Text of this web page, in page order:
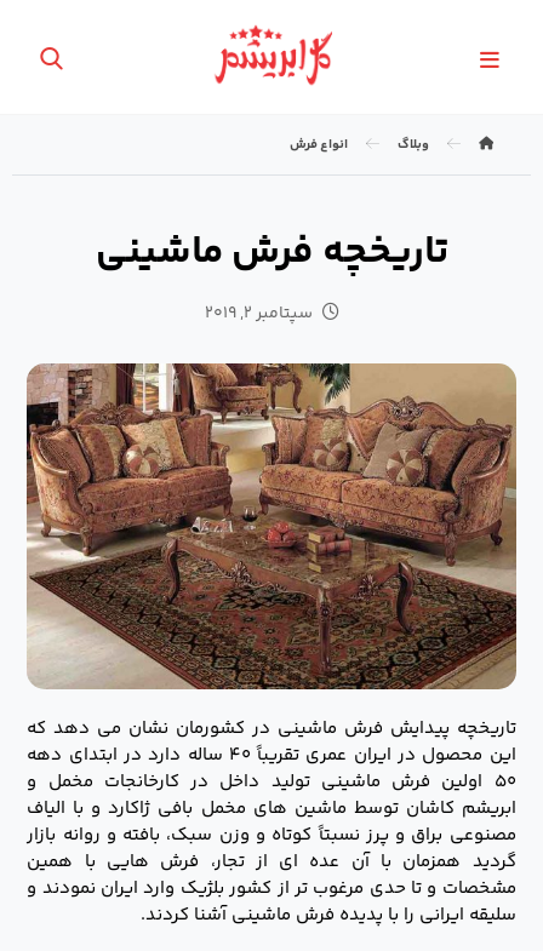
وبلاگ انواع فرش
تاریخچه فرش ماشینی
سپتامبر ۲, ۲۰۱۹
تاریخچه پیدایش فرش ماشینی در کشورمان نشان می دهد که
این محصول در ایران عمری تقریباً ۴۰ ساله دارد در ابتدای دهه
۵۰ اولین فرش ماشینی تولید داخل در کارخانجات مخمل و
ابریشم کاشان توسط ماشین های مخمل بافی ژاکارد و با الیاف
مصنوعی براق و پرز نسبتاً کوتاه و وزن سبک، بافته و روانه بازار
گردید همزمان با آن عده ای از تجار، فرش هایی با همین
مشخصات و تا حدی مرغوب تر از کشور بلژیک وارد ایران نمودند و
سلیقه ایرانی را با پدیده فرش ماشینی آشنا کردند.